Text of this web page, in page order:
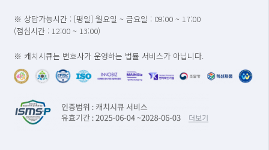
※ 상담가능시간 : [평일] 월요일 ~ 금요일 : 09:00 ~ 17:00
(점심시간 : 12:00 ~ 13:00)
※ 캐치시큐는 변호사가 운영하는 법률 서비스가 아닙니다.